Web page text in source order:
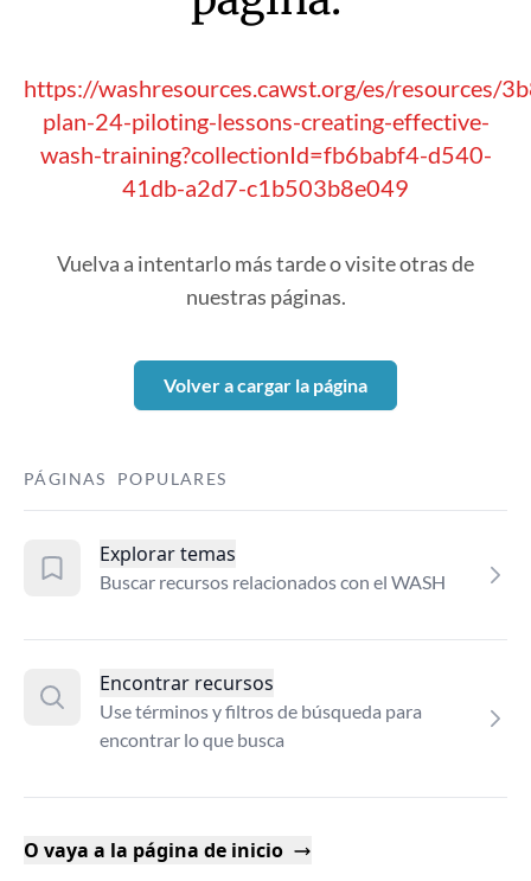
https://washresources.cawst.org/es/resources/
plan-24-piloting-lessons-creating-effective-
wash-training?collectionId=fb6babf4-d540-
41db-a2d7-c1b503b8e049
Vuelva a intentarlo más tarde o visite otras de
nuestras páginas.
Volver a cargar la página
PÁGINAS POPULARES
Explorar temas
Buscar recursos relacionados con el WASH
Encontrar recursos
Use términos y filtros de búsqueda para
encontrar lo que busca
O vaya a la página de inicio